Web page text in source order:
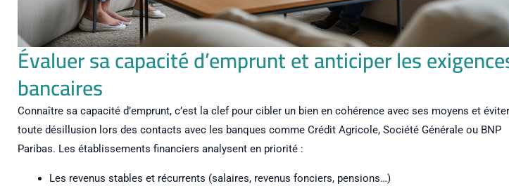
Évaluer sa capacité d’emprunt et anticiper les
bancaires
Connaître sa capacité d’emprunt, c’est la clef pour cibler un bien en cohérence avec ses moyens et éviter
toute désillusion lors des contacts avec les banques comme Crédit Agricole, Société Générale ou BNP
Paribas. Les établissements financiers analysent en priorité :
Les revenus stables et récurrents (salaires, revenus fonciers, pensions…)